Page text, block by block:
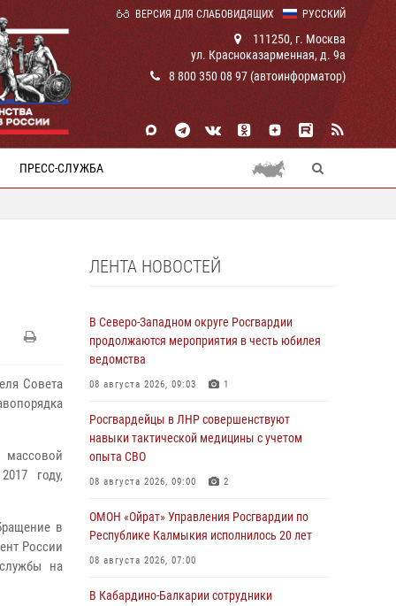
РУССКИЙ
ВЕРСИЯ ДЛЯ СЛАБОВИДЯЩИХ
111250, г. Москва
ул. Красноказарменная, д. 9а
8 800 350 08 97 (автоинформатор)
ПРЕСС-СЛУЖБА
Совета
году,
в
России
на
ЛЕНТА НОВОСТЕЙ
В Северо-Западном округе Росгвардии
продолжаются мероприятия в честь юбилея
ведомства
08 августа 2026, 09:03 1
Росгвардейцы в ЛНР совершенствуют
навыки тактической медицины с учетом
опыта СВО
08 августа 2026, 09:00 2
ОМОН «Ойрат» Управления Росгвардии по
Республике Калмыкия исполнилось 20 лет
08 августа 2026, 07:00
В Кабардино-Балкарии сотрудники